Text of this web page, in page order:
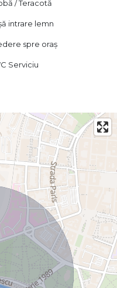
/ Teracotă
intrare lemn
spre oraș
Serviciu